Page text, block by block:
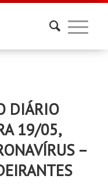
DIÁRIO
19/05,
–